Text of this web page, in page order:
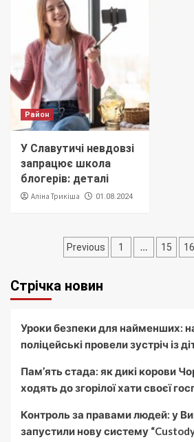
Район
У Славутичі невдовзі
запрацює школа
блогерів: деталі
Аліна Трикіша 01.08.2024
Пагінація
Previous 1 … 15 16
Стрічка новин
Уроки безпеки для найменших:
поліцейські провели зустріч із
Пам’ять стада: як дикі корови
ходять до згорілої хати своєї
Контроль за правами людей: у
запустили нову систему